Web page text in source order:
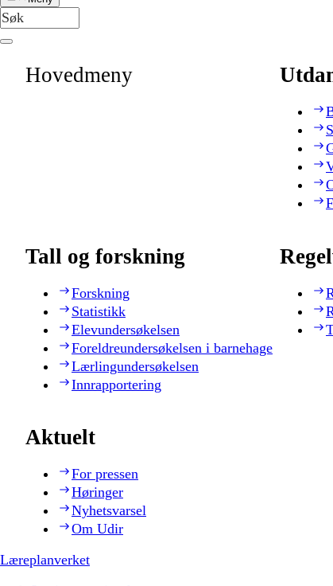
Hovedmeny
Tall og forskning
Forskning
Statistikk
Elevundersøkelsen
Foreldreundersøkelsen i barnehage
Lærlingundersøkelsen
Innrapportering
Aktuelt
For pressen
Høringer
Nyhetsvarsel
Om Udir
Læreplanverket